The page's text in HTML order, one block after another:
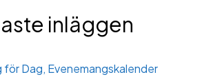
inläggen
för Dag, Evenemangskalender